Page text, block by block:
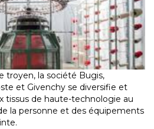
troyen, la société Bugis,
et Givenchy se diversifie et
tissus de haute-technologie au
la personne et des équipements